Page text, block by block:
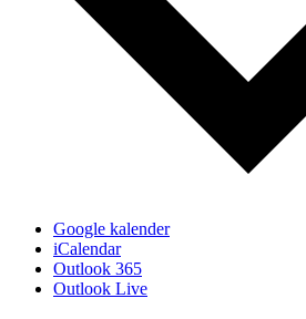
Google kalender
iCalendar
Outlook 365
Outlook Live